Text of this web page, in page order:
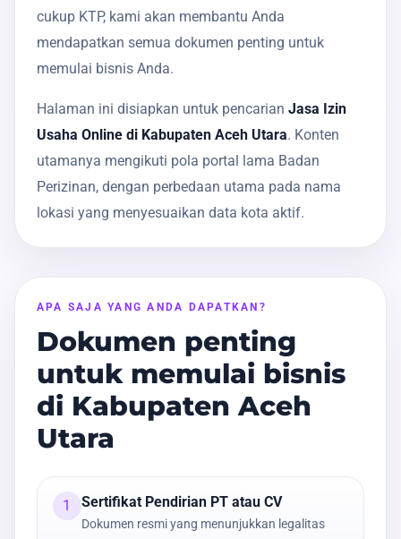
cukup KTP, kami akan membantu Anda
mendapatkan semua dokumen penting untuk
memulai bisnis Anda.
Halaman ini disiapkan untuk pencarian Jasa Izin
Usaha Online di Kabupaten Aceh Utara. Konten
utamanya mengikuti pola portal lama Badan
Perizinan, dengan perbedaan utama pada nama
lokasi yang menyesuaikan data kota aktif.
APA SAJA YANG ANDA DAPATKAN?
Dokumen penting
untuk memulai bisnis
di Kabupaten Aceh
Utara
1 Sertifikat Pendirian PT atau CV
Dokumen resmi yang menunjukkan legalitas